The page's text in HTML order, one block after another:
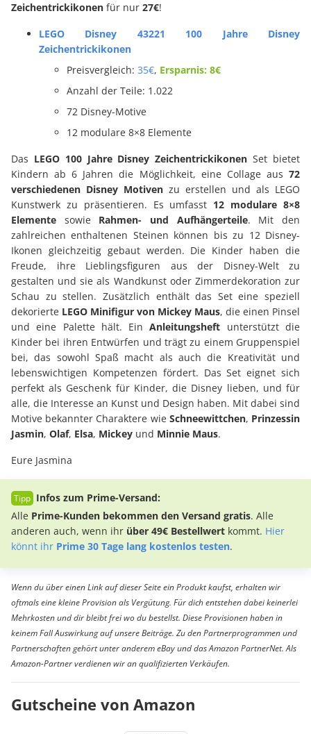
Zeichentrickikonen für nur 27€!
LEGO Disney 43221 100 Jahre Disney
Zeichentrickikonen
Preisvergleich: 35€, Ersparnis: 8€
Anzahl der Teile: 1.022
72 Disney-Motive
12 modulare 8×8 Elemente
Das LEGO 100 Jahre Disney Zeichentrickikonen Set bietet
Kindern ab 6 Jahren die Möglichkeit, eine Collage aus 72
verschiedenen Disney Motiven zu erstellen und als LEGO
Kunstwerk zu präsentieren. Es umfasst 12 modulare 8×8
Elemente sowie Rahmen- und Aufhängerteile. Mit den
zahlreichen enthaltenen Steinen können bis zu 12 Disney-
Ikonen gleichzeitig gebaut werden. Die Kinder haben die
Freude, ihre Lieblingsfiguren aus der Disney-Welt zu
gestalten und sie als Wandkunst oder Zimmerdekoration zur
Schau zu stellen. Zusätzlich enthält das Set eine speziell
dekorierte LEGO Minifigur von Mickey Maus, die einen Pinsel
und eine Palette hält. EinAnleitungsheft unterstützt die
Kinder bei ihren Entwürfen und trägt zu einem Gruppenspiel
bei, das sowohl Spaß macht als auch die Kreativität und
lebenswichtigen Kompetenzen fördert. Das Set eignet sich
perfekt als Geschenk für Kinder, die Disney lieben, und für
alle, die Interesse an Kunst und Design haben. Mit dabei sind
Motive bekannter Charaktere wie Schneewittchen, Prinzessin
Jasmin, Olaf, Elsa, Mickey und Minnie Maus.
Eure Jasmina
Infos zum Prime-Versand:
Alle Prime-Kunden bekommen den Versand gratis. Alle
anderen auch, wenn ihr über 49€ Bestellwert kommt. Hier
könnt ihr Prime 30 Tage lang kostenlos testen.
Wenn du über einen Link auf dieser Seite ein Produkt kaufst, erhalten wir
oftmals eine kleine Provision als Vergütung. Für dich entstehen dabei keinerlei
Mehrkosten und dir bleibt frei wo du bestellst. Diese Provisionen haben in
keinem Fall Auswirkung auf unsere Beiträge. Zu den Partnerprogrammen und
Partnerschaften gehört unter anderem eBay und das Amazon PartnerNet. Als
Amazon-Partner verdienen wir an qualifizierten Verkäufen.
Gutscheine von Amazon